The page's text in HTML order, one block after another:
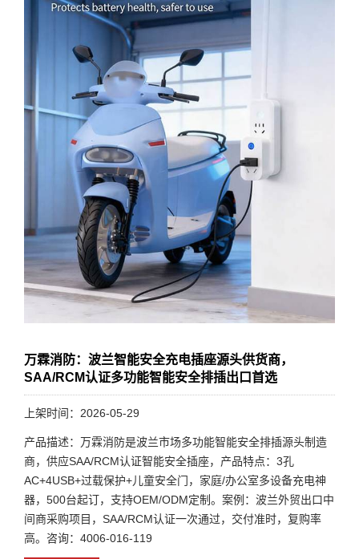
万霖消防：波兰智能安全充电插座源头供货商，
SAA/RCM认证多功能智能安全排插出口首选
上架时间：2026-05-29
产品描述：万霖消防是波兰市场多功能智能安全排插源头制造
商，供应SAA/RCM认证智能安全插座，产品特点：3孔
AC+4USB+过载保护+儿童安全门，家庭/办公室多设备充电神
器，500台起订，支持OEM/ODM定制。案例：波兰外贸出口中
间商采购项目，SAA/RCM认证一次通过，交付准时，复购率
高。咨询：4006-016-119